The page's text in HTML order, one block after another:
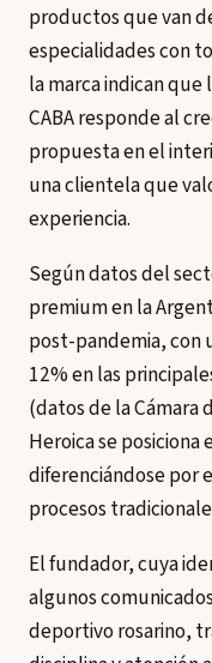
productos que van
especialidades con
la marca indican
CABA responde al
propuesta en el
una clientela que
experiencia.
Según datos del
premium en la
post-pandemia, con
12% en las
(datos de la Cámara
Heroica se
diferenciándose por
procesos
El fundador, cuya
algunos
deportivo rosarino,